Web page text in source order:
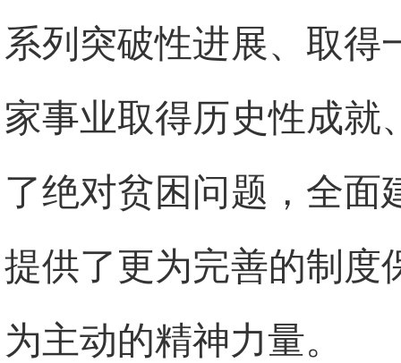
系列突破性进展、取得
家事业取得历史性成就
了绝对贫困问题，全面
提供了更为完善的制度
为主动的精神力量。